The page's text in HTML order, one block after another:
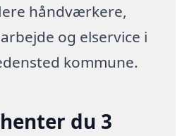
håndværkere,
og elservice i
kommune.
du 3